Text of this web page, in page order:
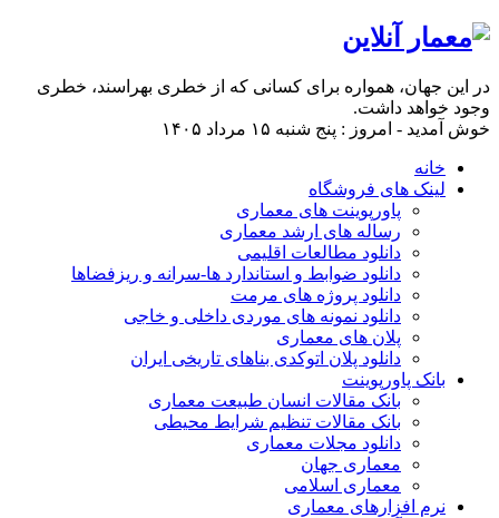
در این جهان، همواره برای كسانی كه از خطری بهراسند، خطری
وجود خواهد داشت.
خوش آمدید - امروز : پنج شنبه ۱۵ مرداد ۱۴۰۵
خانه
لینک های فروشگاه
پاورپوینت های معماری
رساله های ارشد معماری
دانلود مطالعات اقلیمی
دانلود ضوابط و استاندارد ها-سرانه و ریزفضاها
دانلود پروژه های مرمت
دانلود نمونه های موردی داخلی و خاجی
پلان های معماری
دانلود پلان اتوکدی بناهای تاریخی ایران
بانک پاورپوینت
بانک مقالات انسان طبیعت معماری
بانک مقالات تنظیم شرایط محیطی
دانلود مجلات معماری
معماری جهان
معماری اسلامی
نرم افزارهای معماری